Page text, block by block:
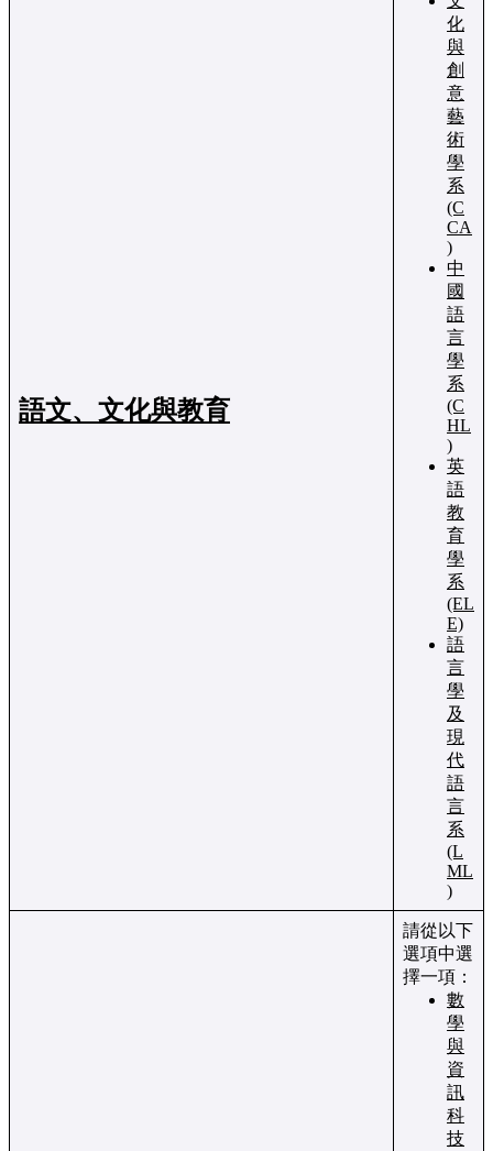
語文、文化與教育
化
與
創
意
藝
術
學
系
(C
CA
)
中
國
語
言
學
系
(C
HL
)
英
語
教
育
學
系
(EL
E)
語
言
學
及
現
代
語
言
系
(L
ML
)
請從以下
選項中選
擇一項：
數
學
與
資
訊
科
技